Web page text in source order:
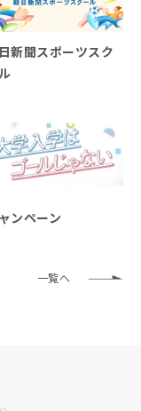
新聞スポーツスク
ンペーン
一覧へ